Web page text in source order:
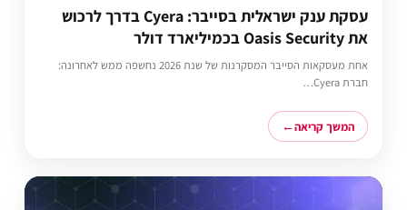
עסקת ענק ישראלית בסייבר: Cyera בדרך לרכוש
את Oasis Security בכמיליארד דולר
אחת מעסקאות הסייבר המסקרנות של שנת 2026 נחשפה ממש לאחרונה:
חברת Cyera…
המשך קריאה